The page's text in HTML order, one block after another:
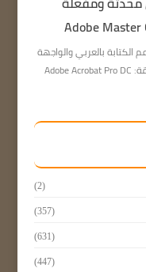
بالعربي والواجهة
في لغتين الانجليزية والروسية… البرامج المرفقة: Adobe Acrobat Pro DC
(2)
(357)
(631)
(447)